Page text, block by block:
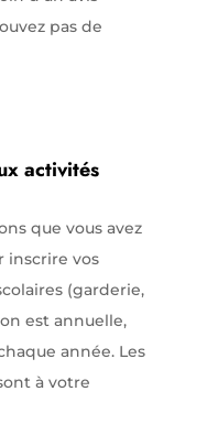
pas de
activités
que vous avez
inscrire vos
(garderie,
est annuelle,
année. Les
à votre